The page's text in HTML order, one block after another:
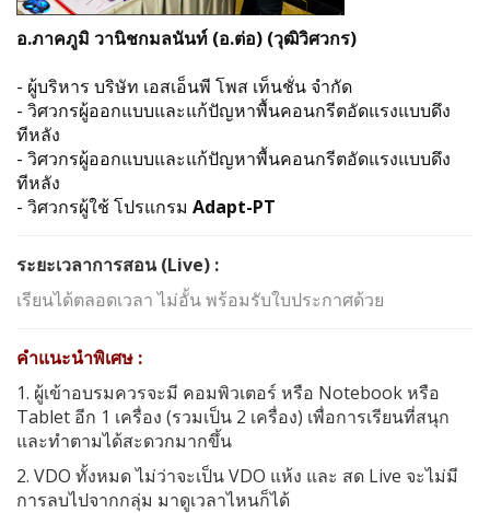
อ.ภาคภูมิ วานิชกมลนันท์ (อ.ต่อ) (วุฒิวิศวกร)
- ผู้บริหาร บริษัท เอสเอ็นพี โพส เท็นชั่น จำกัด
- วิศวกรผู้ออกแบบและแก้ปัญหาพื้นคอนกรีตอัดแรงแบบดึง
ทีหลัง
- วิศวกรผู้ออกแบบและแก้ปัญหาพื้นคอนกรีตอัดแรงแบบดึง
ทีหลัง
- วิศวกรผู้ใช้ โปรแกรม Adapt-PT
ระยะเวลาการสอน(Live) :
เรียนได้ตลอดเวลา ไม่อั้น พร้อมรับใบประกาศด้วย
คำแนะนำพิเศษ :
1. ผู้เข้าอบรมควรจะมี คอมพิวเตอร์ หรือ Notebookหรือ
Tablet อีก 1 เครื่อง (รวมเป็น 2 เครื่อง) เพื่อการเรียนที่สนุก
และทำตามได้สะดวกมากขึ้น
2. VDO ทั้งหมด ไม่ว่าจะเป็นVDO แห้ง และ สด Live จะไม่มี
การลบไปจากกลุ่ม มาดูเวลาไหนก็ได้